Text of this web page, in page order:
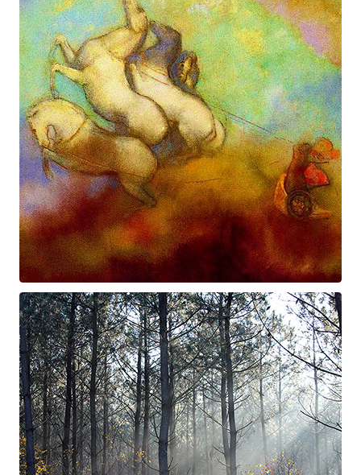
La danse de Puck
Prométhée
Suite électro-acoustique